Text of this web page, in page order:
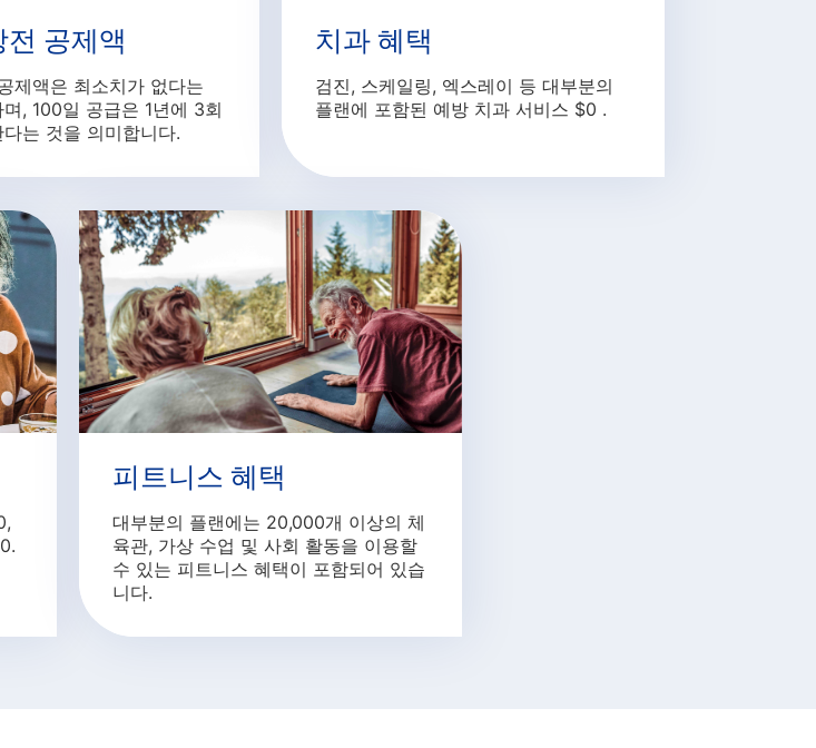
공제액
제액은 최소치가 없다는
, 100일 공급은 1년에 3회
는 것을 의미합니다.
치과 혜택
검진, 스케일링, 엑스레이 등 대부분의
플랜에 포함된 예방 치과 서비스 $0 .
피트니스 혜택
대부분의 플랜에는 20,000개 이상의 체
육관, 가상 수업 및 사회 활동을 이용할
수 있는 피트니스 혜택이 포함되어 있습
니다.